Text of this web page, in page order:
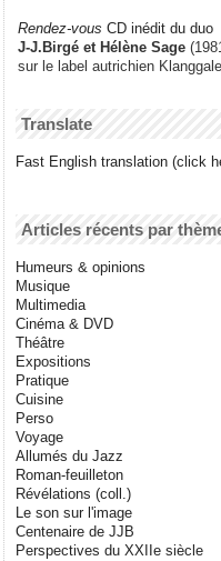
Rendez-vous CD inédit du duo
J-J.Birgé et Hélène Sage
sur le label autrichien
Translate
Fast English translation (click
Articles récents par
Humeurs & opinions
Musique
Multimedia
Cinéma & DVD
Théâtre
Expositions
Pratique
Cuisine
Perso
Voyage
Allumés du Jazz
Roman-feuilleton
Révélations (coll.)
Le son sur l'image
Centenaire de JJB
Perspectives du XXIIe siècle